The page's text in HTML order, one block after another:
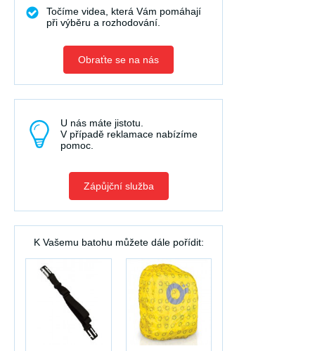
Točíme videa, která Vám pomáhají
při výběru a rozhodování.
Obraťte se na nás
U nás máte jistotu.
V případě reklamace nabízíme
pomoc.
Zápůjční služba
K Vašemu batohu můžete dále pořídit: